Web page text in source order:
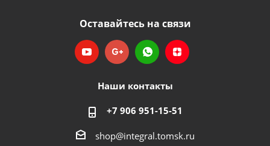
Оставайтесь на связи
Наши контакты
+7 906 951-15-51
shop@integral.tomsk.ru